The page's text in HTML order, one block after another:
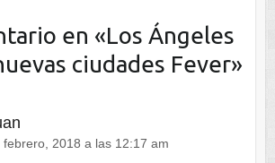
en «Los Ángeles
ciudades Fever»
febrero, 2018 a las 12:17 am